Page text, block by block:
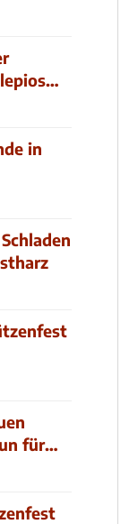
in
für